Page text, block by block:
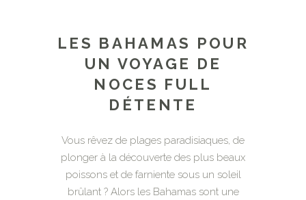
LES BAHAMAS POUR
UN VOYAGE DE
NOCES FULL
DÉTENTE
Vous rêvez de plages paradisiaques, de
plonger à la découverte des plus beaux
poissons et de farniente sous un soleil
brûlant ? Alors les Bahamas sont une